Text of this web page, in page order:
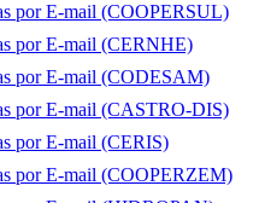
por E-mail (COOPERSUL)
por E-mail (CERNHE)
por E-mail (CODESAM)
por E-mail (CASTRO-DIS)
por E-mail (CERIS)
por E-mail (COOPERZEM)